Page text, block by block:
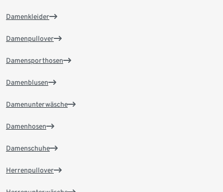
Damenkleider
Damenpullover
Damensporthosen
Damenblusen
Damenunterwäsche
Damenhosen
Damenschuhe
Herrenpullover